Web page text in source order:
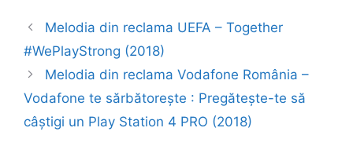
Melodia din reclama UEFA – Together
#WePlayStrong (2018)
Melodia din reclama Vodafone România –
Vodafone te sărbătorește : Pregătește-te să
câștigi un Play Station 4 PRO (2018)